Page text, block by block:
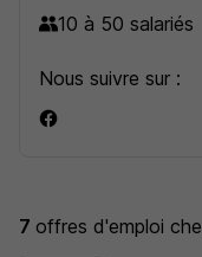
10 à 50 salariés
Nous suivre sur :
7 offres d'emploi